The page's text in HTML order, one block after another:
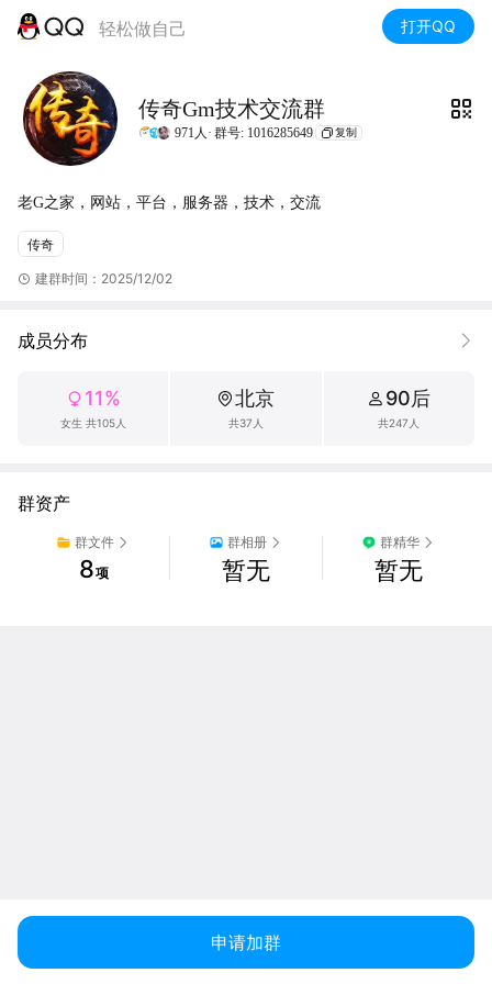
轻松做自己 打开QQ
传奇Gm技术交流群
971人· 群号: 1016285649 复制
老G之家，网站，平台，服务器，技术，交流
传奇
建群时间：2025/12/02
成员分布
11%
女生 共105人
北京
共37人
90后
共247人
群资产
群文件
8项
群相册
暂无
群精华
暂无
申请加群